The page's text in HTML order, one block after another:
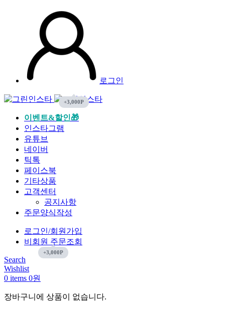
로그인
이벤트&할인🎁
인스타그램
유튜브
네이버
틱톡
페이스북
기타상품
고객센터
공지사항
주문양식작성
로그인/회원가입
비회원 주문조회
Search
Wishlist
0 items 0원
장바구니에 상품이 없습니다.